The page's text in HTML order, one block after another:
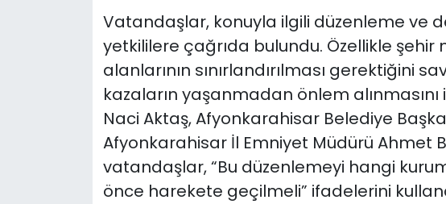
Vatandaşlar, konuyla ilgili düzenleme ve
yetkililere çağrıda bulundu. Özellikle şehir
alanlarının sınırlandırılması gerektiğini
kazaların yaşanmadan önlem
Naci Aktaş, Afyonkarahisar Belediye
Afyonkarahisar İl Emniyet Müdürü Ahmet
vatandaşlar, “Bu düzenlemeyi hangi
önce harekete geçilmeli” ifadelerini